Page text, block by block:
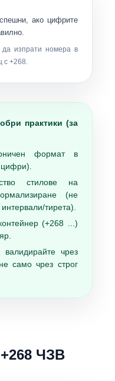
ако цифрите
да изпрати номера в
с +268.
практики (за
формат в
стилове на
(не
тирета).
(+268 ...)
валидирайте чрез
само чрез строг
ЧЗВ